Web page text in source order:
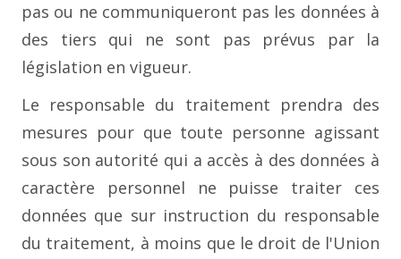
pas ou ne communiqueront pas les données à
des tiers qui ne sont pas prévus par la
législation en vigueur.
Le responsable du traitement prendra des
mesures pour que toute personne agissant
sous son autorité qui a accès à des données à
caractère personnel ne puisse traiter ces
données que sur instruction du responsable
du traitement, à moins que le droit de l'Union